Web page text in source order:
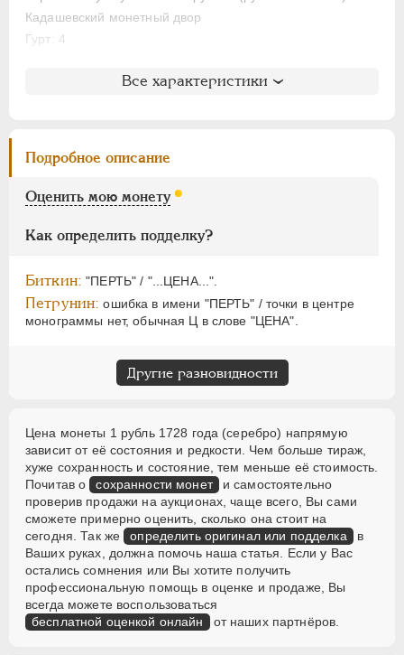
Кадашевский монетный двор
Гурт: 4
Литература и редкость
Уздеников: 0686 (точка)
Петрунин
Семёнов: 53-800 (R2!!)
ГМ: 52.T.IV,4 (довольно редкая)
Все характеристики
Подробное описание
Оценить мою монету
Как определить подделку?
Биткин: "ПЕРТЬ" / "...ЦЕНА...".
Петрунин: ошибка в имени "ПЕРТЬ" / точки в центре
монограммы нет, обычная Ц в слове "ЦЕНА".
Другие разновидности
Цена монеты 1 рубль 1728 года (серебро) напрямую
зависит от её состояния и редкости. Чем больше тираж,
хуже сохранность и состояние, тем меньше её стоимость.
Почитав о сохранности монет и самостоятельно
проверив продажи на аукционах, чаще всего, Вы сами
сможете примерно оценить, сколько она стоит на
сегодня. Так же определить оригинал или подделка в
Ваших руках, должна помочь наша статья. Если у Вас
остались сомнения или Вы хотите получить
профессиональную помощь в оценке и продаже, Вы
всегда можете воспользоваться
бесплатной оценкой онлайн от наших партнёров.
ВРЕМЕННОЕ ПРАВ. 1917-1918